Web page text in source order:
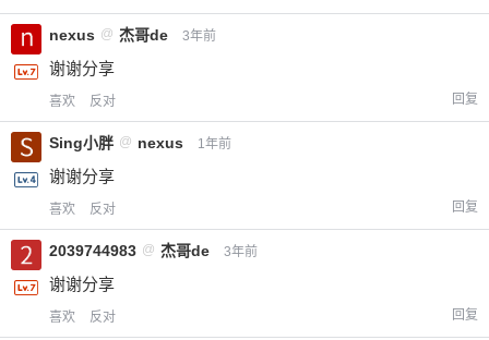
nexus @ 杰哥de 3年前
谢谢分享
喜欢 反对 回复
Sing小胖 @ nexus 1年前
谢谢分享
喜欢 反对 回复
2039744983 @ 杰哥de 3年前
谢谢分享
喜欢 反对 回复